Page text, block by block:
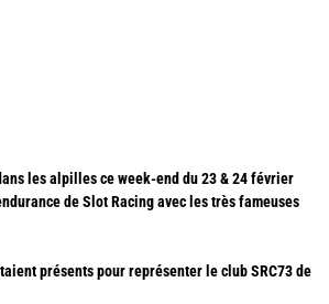
les alpilles ce week-end du 23 & 24 février
de Slot Racing avec les très fameuses
présents pour représenter le club SRC73 de